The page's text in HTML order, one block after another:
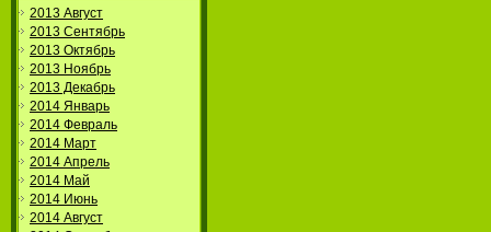
2013 Август
2013 Сентябрь
2013 Октябрь
2013 Ноябрь
2013 Декабрь
2014 Январь
2014 Февраль
2014 Март
2014 Апрель
2014 Май
2014 Июнь
2014 Август